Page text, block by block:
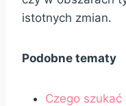
istotnych zmian.
Podobne tematy
Czego